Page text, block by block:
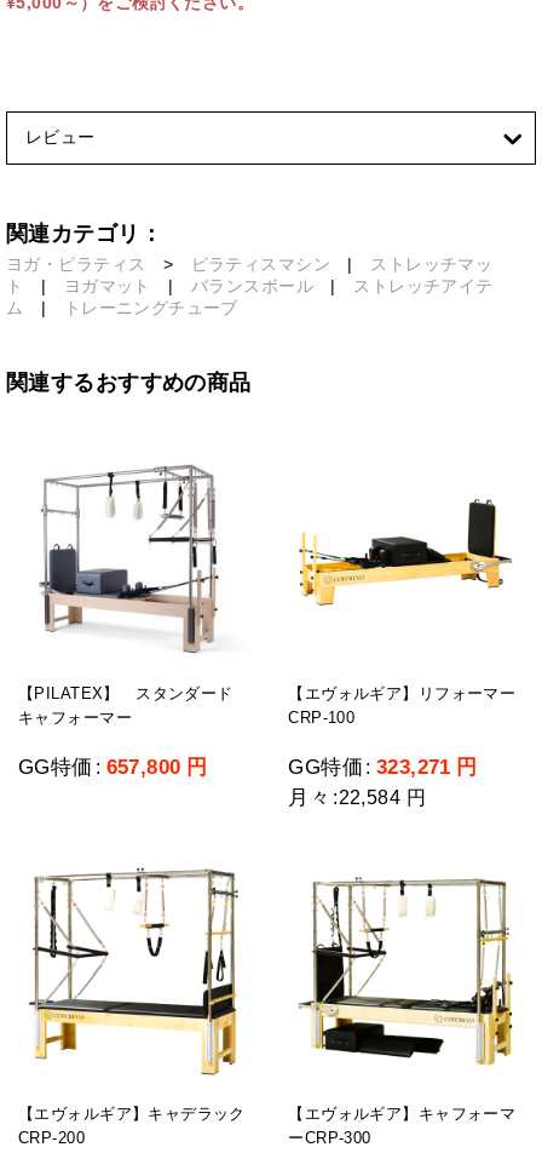
レビュー
関連カテゴリ：
ヨガ・ピラティス > ピラティスマシン |
ストレッチマッ
ト
| ヨガマット | バランスボール |
ストレッチアイテ
ム
| トレーニングチューブ
関連するおすすめの商品
【PILATEX】 スタンダード
キャフォーマー
GG特価 : 657,800 円
【エヴォルギア】リフォーマー
CRP-100
GG特価 : 323,271 円
月々 :22,584 円
【エヴォルギア】キャデラック
CRP-200
【エヴォルギア】キャフォーマ
ーCRP-300